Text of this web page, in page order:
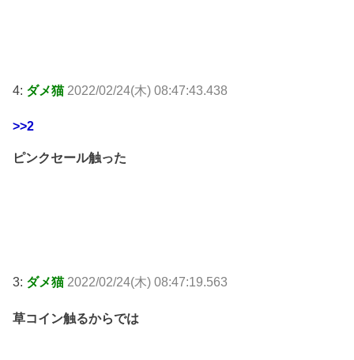
4: ダメ猫 2022/02/24(木) 08:47:43.438
>>2
ピンクセール触った
3: ダメ猫 2022/02/24(木) 08:47:19.563
草コイン触るからでは